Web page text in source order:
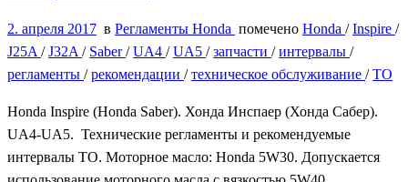
2. апреля 2017 в Регламенты Honda помечено Honda /Inspire /
J25A /J32A / Saber/UA4 /UA5 /запчасти /интервалы /
регламенты /рекомендации /техническое обслуживание /ТО
Honda Inspire (Honda Saber). Хонда Инспаер (Хонда Сабер).
UA4-UA5. Технические регламенты и рекомендуемые
интервалы ТО. Моторное масло: Honda 5W30. Допускается